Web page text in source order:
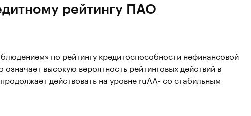
рейтингу ПАО
по рейтингу кредитоспособности нефинансовой
высокую вероятность рейтинговых действий в
действовать на уровне ruAА- со стабильным